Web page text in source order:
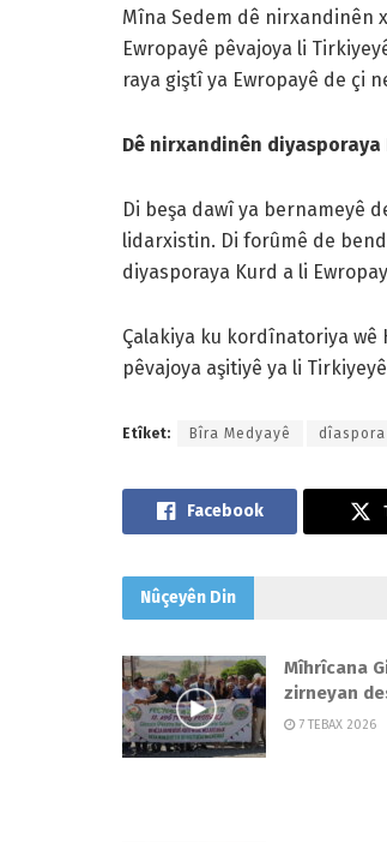
Mîna Sedem dê nirxandinên
Ewropayê pêvajoya li
raya giştî ya Ewropayê de çi
Dê nirxandinên
Di beşa dawî ya bernameyê
lidarxistin. Di forûmê de
diyasporaya Kurd a li
Çalakiya ku kordînatoriya wê
pêvajoya aşitiyê ya li
Etîket: Bîra Medyayê dîaspora
Nûçeyên Din
Mîhrîcana
zirneyan
7 TEBAX 2026